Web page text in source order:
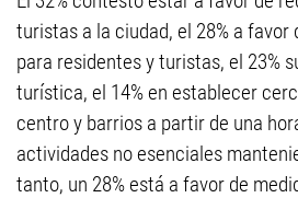
turistas a la ciudad, el 28% a favor
para residentes y turistas, el 23%
turística, el 14% en establecer
centro y barrios a partir de una
actividades no esenciales
tanto, un 28% está a favor de